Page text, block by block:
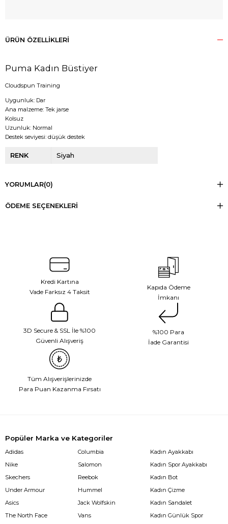
ÜRÜN ÖZELLIKLERI
Puma Kadın Büstiyer
Cloudspun Training
Uygunluk: Dar
Ana malzeme: Tek jarse
Kolsuz
Uzunluk: Normal
Destek seviyesi: düşük destek
RENK Siyah
YORUMLAR(0)
ÖDEME SEÇENEKLERI
Kredi Kartına
Vade Farksız 4 Taksit
Kapıda Ödeme
İmkanı
3D Secure & SSL İle %100
Güvenli Alışveriş
%100 Para
İade Garantisi
Tüm Alışverişlerinizde
Para Puan Kazanma Fırsatı
Popüler Marka ve Kategoriler
Adidas
Nike
Skechers
Under Armour
Asics
The North Face
Columbia
Salomon
Reebok
Hummel
Jack Wolfskin
Vans
Kadın Ayakkabı
Kadın Spor Ayakkabı
Kadın Bot
Kadın Çizme
Kadın Sandalet
Kadın Günlük Spor